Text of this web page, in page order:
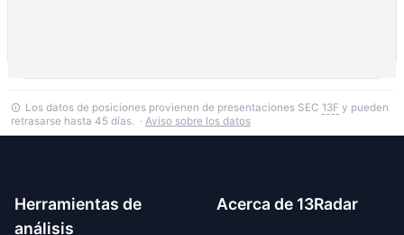
Los datos de posiciones provienen de presentaciones SEC 13F y pueden
retrasarse hasta 45 días. · Aviso sobre los datos
Herramientas de
análisis
Acerca de 13Radar